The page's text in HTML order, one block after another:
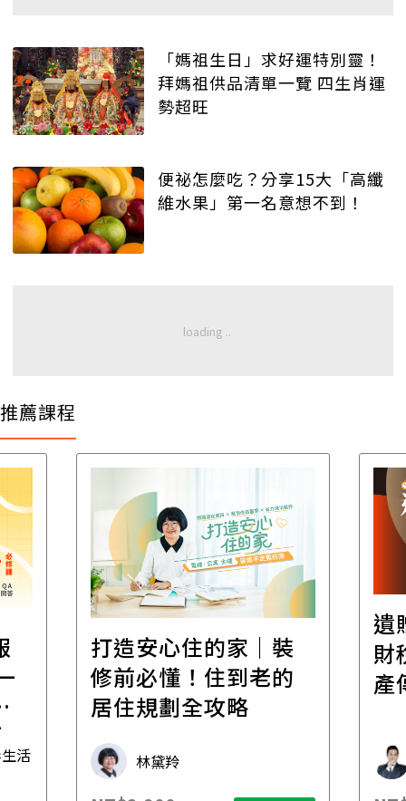
「媽祖生日」求好運特別靈！
拜媽祖供品清單一覽 四生肖運
勢超旺
便祕怎麼吃？分享15大「高纖
維水果」第一名意想不到！
推薦課程
活
打造安心住的家｜裝
修前必懂！住到老的
居住規劃全攻略
林黛羚
遺
財
產